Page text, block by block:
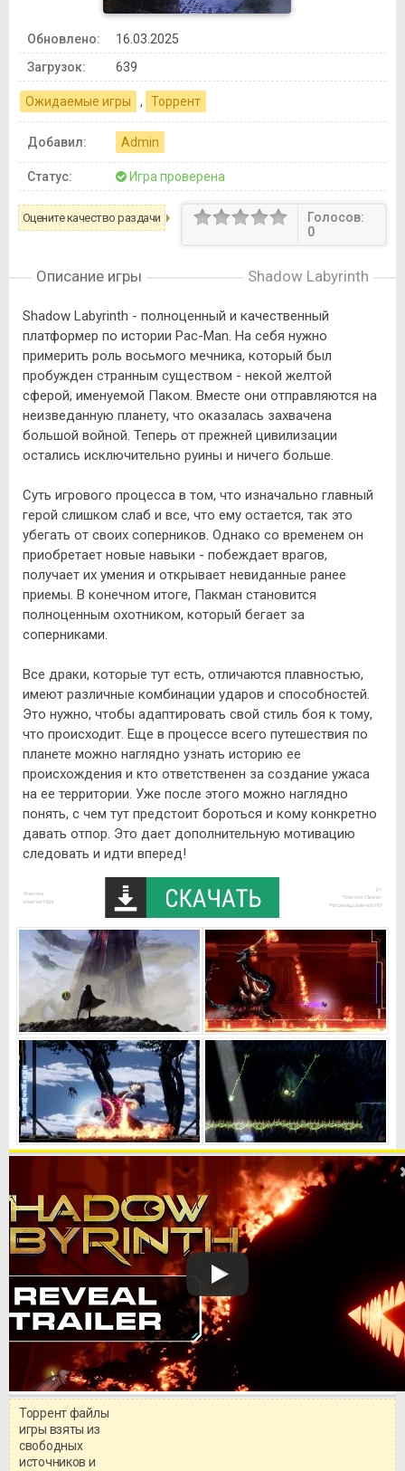
Обновлено:
16.03.2025
Загрузок:
639
Ожидаемые игры , Торрент
Добавил: Admin
Статус: Игра проверена
Оцените качество раздачи
Голосов:
0
Описание игры Shadow Labyrinth
Shadow Labyrinth - полноценный и качественный
платформер по истории Pac-Man. На себя нужно
примерить роль восьмого мечника, который был
пробужден странным существом - некой желтой
сферой, именуемой Паком. Вместе они отправляются на
неизведанную планету, что оказалась захвачена
большой войной. Теперь от прежней цивилизации
остались исключительно руины и ничего больше.
Суть игрового процесса в том, что изначально главный
герой слишком слаб и все, что ему остается, так это
убегать от своих соперников. Однако со временем он
приобретает новые навыки - побеждает врагов,
получает их умения и открывает невиданные ранее
приемы. В конечном итоге, Пакман становится
полноценным охотником, который бегает за
соперниками.
Все драки, которые тут есть, отличаются плавностью,
имеют различные комбинации ударов и способностей.
Это нужно, чтобы адаптировать свой стиль боя к тому,
что происходит. Еще в процессе всего путешествия по
планете можно наглядно узнать историю ее
происхождения и кто ответственен за создание ужаса
на ее территории. Уже после этого можно наглядно
понять, с чем тут предстоит бороться и кому конкретно
давать отпор. Это дает дополнительную мотивацию
следовать и идти вперед!
Торрент файлы
игры взяты из
свободных
источников и